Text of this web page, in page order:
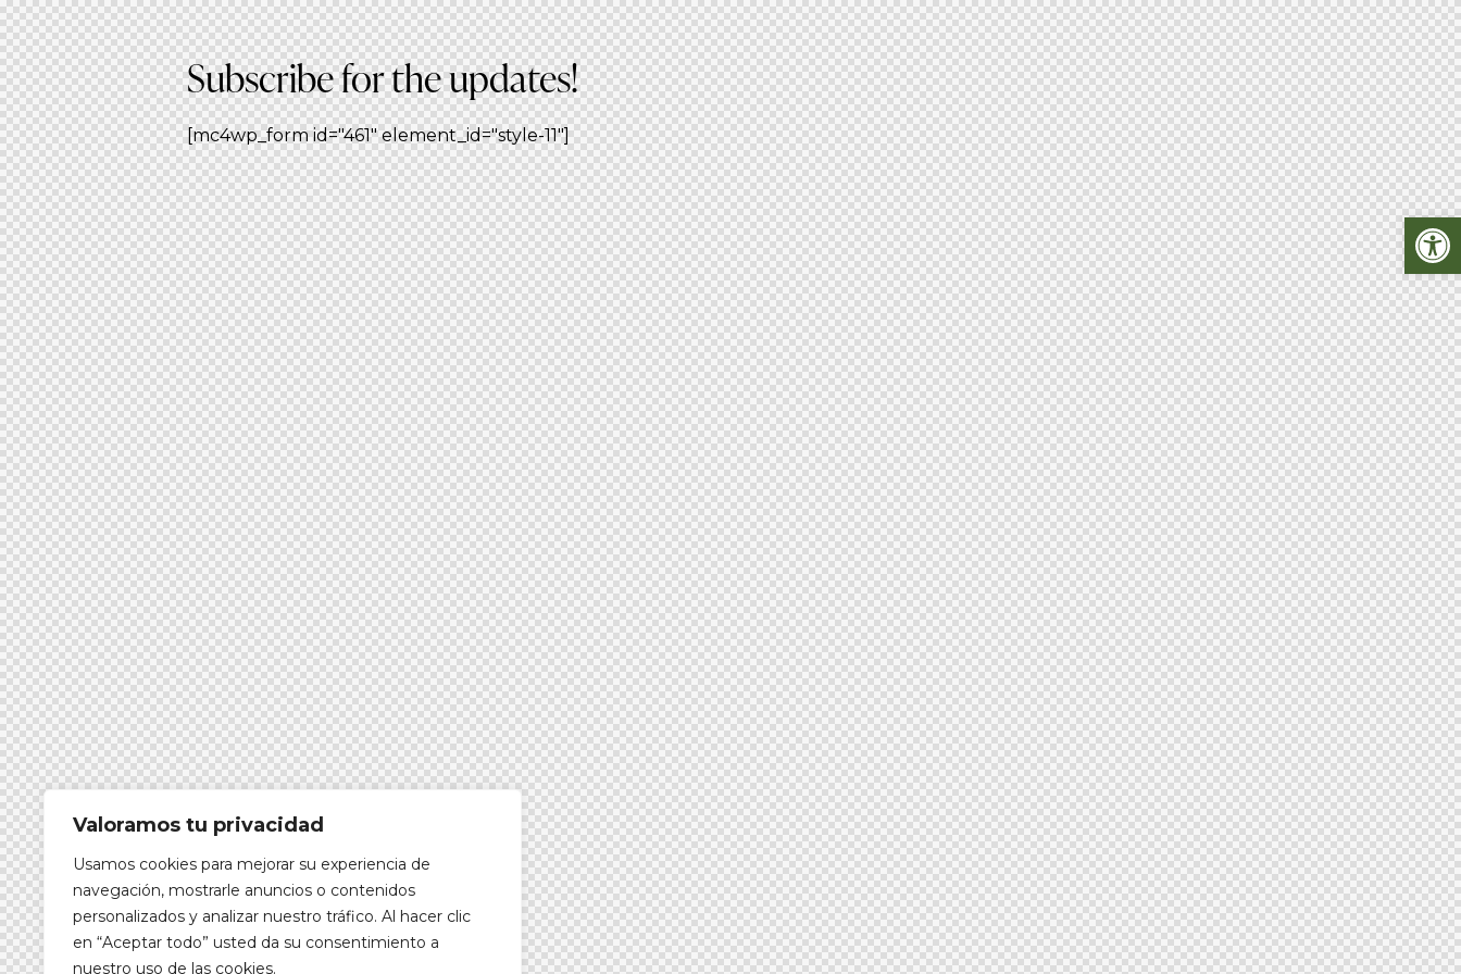
Abrir barra de herramientas
Valoramos tu privacidad
Usamos cookies para mejorar su experiencia de
navegación, mostrarle anuncios o contenidos
personalizados y analizar nuestro tráfico. Al hacer clic
en “Aceptar todo” usted da su consentimiento a
nuestro uso de las cookies.
Subscribe for the updates!
[mc4wp_form id="461" element_id="style-11"]